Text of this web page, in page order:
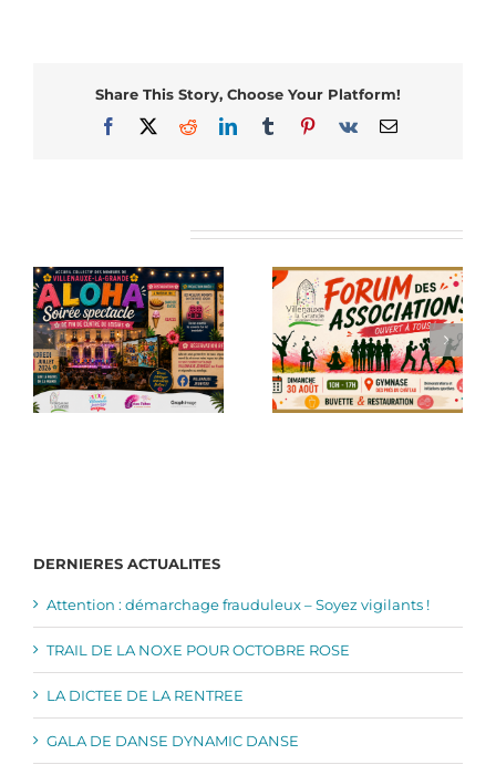
Share This Story, Choose Your Platform!
Facebook
X RedditLinkedInTumblrPinterest
Vk Email
DERNIERES ACTUALITES
Attention : démarchage frauduleux – Soyez vigilants !
TRAIL DE LA NOXE POUR OCTOBRE ROSE
LA DICTEE DE LA RENTREE
GALA DE DANSE DYNAMIC DANSE